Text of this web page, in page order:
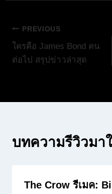
แนะแนว
เรื่อง
PREVIOUS
ใครคือ James Bond คน
ต่อไป สรุปข่าวล่าสุด
บทความรีวิวมา
The Crow รีเมค: